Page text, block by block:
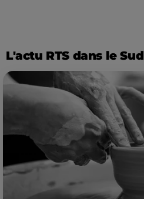
L'actu RTS dans le Sud